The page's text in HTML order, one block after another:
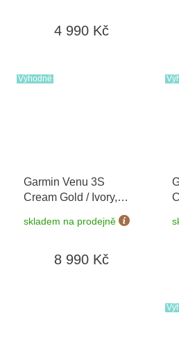
4 990 Kč
Výhodné
Garmin Venu 3S
Cream Gold / Ivory,
02785-04
skladem na prodejně
8 990 Kč